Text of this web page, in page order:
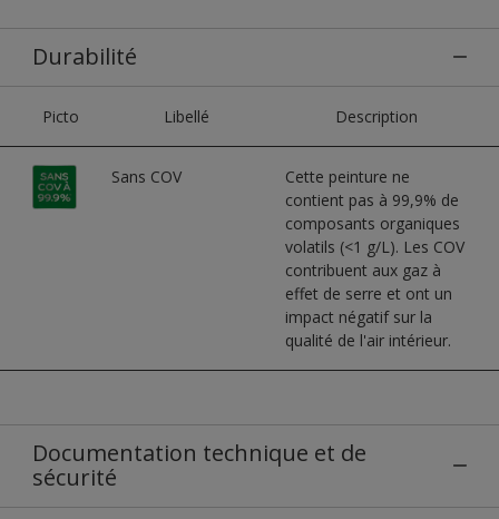
Durabilité
Picto Libellé Description
Sans COV
Cette peinture ne
contient pas à 99,9% de
composants organiques
volatils (<1 g/L). Les COV
contribuent aux gaz à
effet de serre et ont un
impact négatif sur la
qualité de l'air intérieur.
Documentation technique et de
sécurité